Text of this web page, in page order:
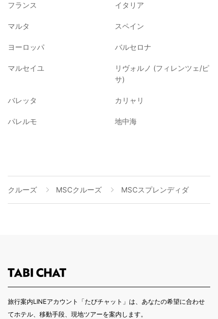
フランス イタリア
マルタ スペイン
ヨーロッパ バルセロナ
マルセイユ
リヴォルノ (フィレンツェ/ピ
サ)
バレッタ カリャリ
パレルモ 地中海
クルーズ MSCクルーズ MSCスプレンディダ
旅行案内LINEアカウント「たびチャット」は、あなたの希望に合わせ
てホテル、移動手段、現地ツアーを案内します。